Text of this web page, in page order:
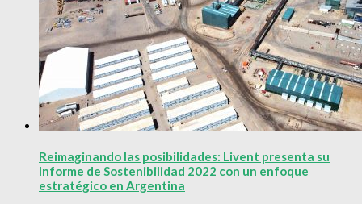
Reimaginando las posibilidades: Livent presenta su
Informe de Sostenibilidad 2022 con un enfoque
estratégico en Argentina